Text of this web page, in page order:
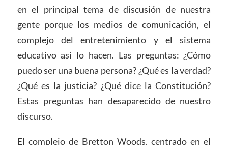
en el principal tema de discusión de nuestra
gente porque los medios de comunicación, el
complejo del entretenimiento y el sistema
educativo así lo hacen. Las preguntas: ¿Cómo
puedo ser una buena persona? ¿Qué es la verdad?
¿Qué es la justicia? ¿Qué dice la Constitución?
Estas preguntas han desaparecido de nuestro
discurso.
El complejo de Bretton Woods, centrado en el